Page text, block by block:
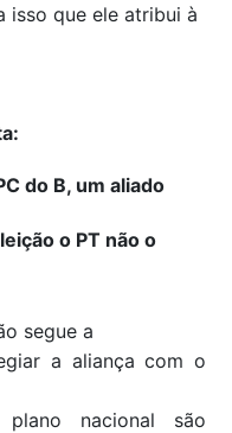
isso que ele atribui à
do B, um aliado
o PT não o
segue a
a aliança com o
nacional são